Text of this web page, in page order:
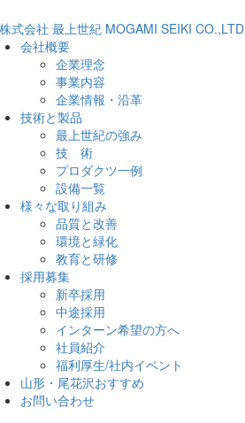
会社概要
企業理念
事業内容
企業情報・沿革
技術と製品
最上世紀の強み
技 術
プロダクツ一例
設備一覧
様々な取り組み
品質と改善
環境と緑化
教育と研修
採用募集
新卒採用
中途採用
インターン希望の方へ
社員紹介
福利厚生/社内イベント
山形・尾花沢おすすめ
お問い合わせ